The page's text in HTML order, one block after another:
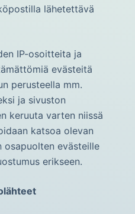
lähetettävä
IP-osoitteita ja
evästeitä
perusteella mm.
ja sivuston
keruuta varten niissä
katsoa olevan
osapuolten evästeille
erikseen.